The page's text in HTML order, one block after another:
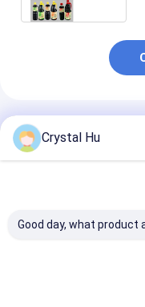
Prodotti
Crystal Hu
Good day, what product